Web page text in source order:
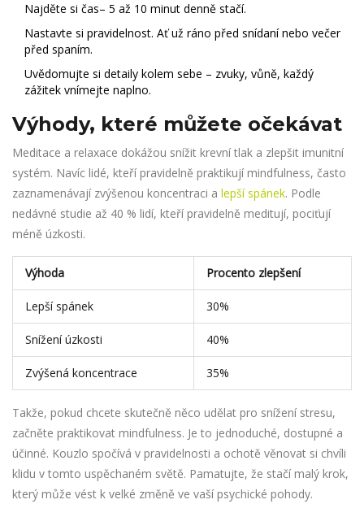
Najděte si čas– 5 až 10 minut denně stačí.
Nastavte si pravidelnost. Ať už ráno před snídaní nebo večer
před spaním.
Uvědomujte si detaily kolem sebe – zvuky, vůně, každý
zážitek vnímejte naplno.
Výhody, které můžete očekávat
Meditace a relaxace dokážou snížit krevní tlak a zlepšit imunitní
systém. Navíc lidé, kteří pravidelně praktikují mindfulness, často
zaznamenávají zvýšenou koncentraci a lepší spánek. Podle
nedávné studie až 40 % lidí, kteří pravidelně meditují, pociťují
méně úzkosti.
Výhoda Procento zlepšení
Lepší spánek 30%
Snížení úzkosti 40%
Zvýšená koncentrace 35%
Takže, pokud chcete skutečně něco udělat pro snížení stresu,
začněte praktikovat mindfulness. Je to jednoduché, dostupné a
účinné. Kouzlo spočívá v pravidelnosti a ochotě věnovat si chvíli
klidu v tomto uspěchaném světě. Pamatujte, že stačí malý krok,
který může vést k velké změně ve vaší psychické pohody.